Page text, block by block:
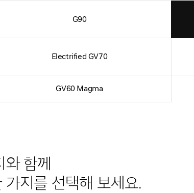
G90
Electrified GV70
GV60 Magma
함께
지를 선택해 보세요.